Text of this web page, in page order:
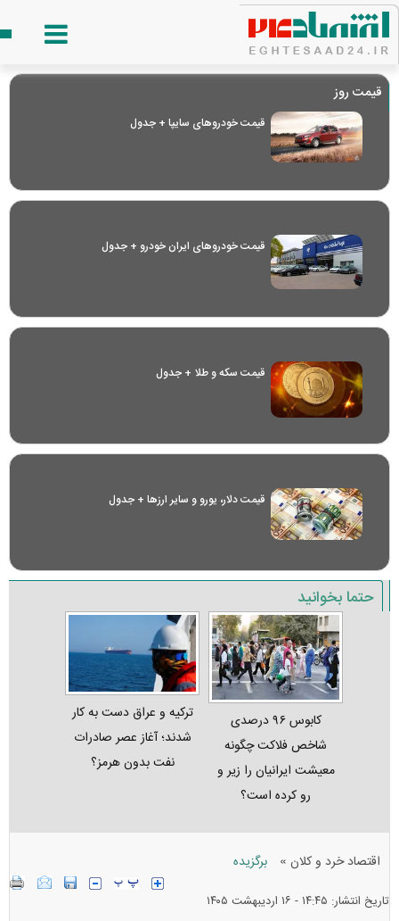
قیمت روز
قیمت خودرو‌های سایپا + جدول
قیمت خودرو‌های ایران خودرو + جدول
قیمت سکه و طلا + جدول
قیمت دلار، یورو و سایر ارز‌ها + جدول
حتما بخوانید
کابوس ۹۶ درصدی
شاخص فلاکت چگونه
معیشت ایرانیان را زیر و
رو کرده است؟
ترکیه و عراق دست به کار
شدند؛ آغاز عصر صادرات
نفت بدون هرمز؟
اقتصاد خرد و کلان » برگزیده
تاریخ انتشار: ۱۴:۴۵ - ۱۶ ارديبهشت ۱۴۰۵